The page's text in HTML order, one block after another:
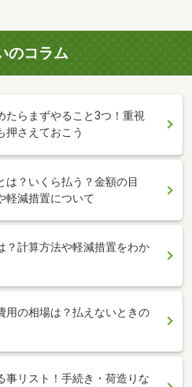
のコラム
たらまずやること3つ！重視
押さえておこう
は？いくら払う？金額の目
軽減措置について
？計算方法や軽減措置をわか
用の相場は？払えないときの
事リスト！手続き・荷造りな